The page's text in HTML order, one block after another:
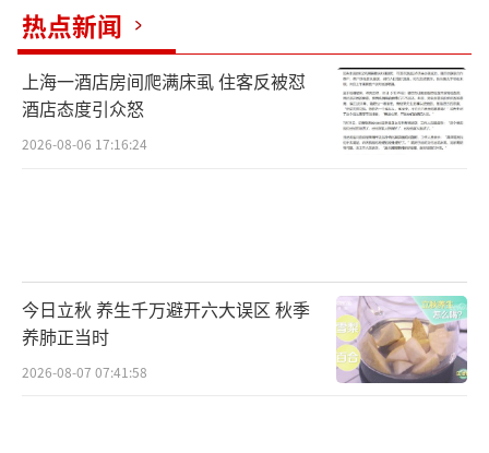
陶岔渠首枢纽工程，不仅可以向北方供
现配电室全方位、无死角监控。
在位于北京的中线总调度大厅，调度人员2
4小时坚守岗位，实时监控全线水情、工情。
热点新闻
上海一酒店房间爬满床虱 住客反被怼
酒店态度引众怒
2026-08-06 17:16:24
今日立秋 养生千万避开六大误区 秋季
养肺正当时
2026-08-07 07:41:58